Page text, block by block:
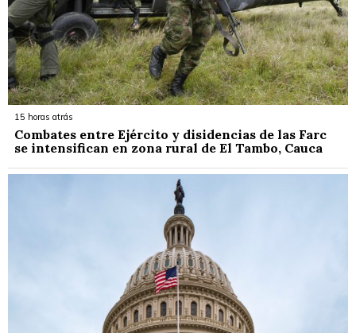
15 horas atrás
Combates entre Ejército y disidencias de las Farc
se intensifican en zona rural de El Tambo, Cauca